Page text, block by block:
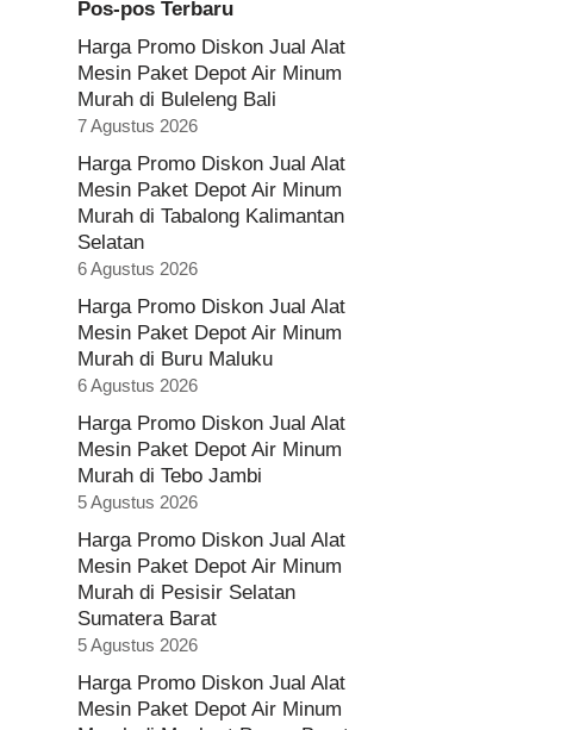
Pos-pos Terbaru
Harga Promo Diskon Jual Alat
Mesin Paket Depot Air Minum
Murah di Buleleng Bali
7 Agustus 2026
Harga Promo Diskon Jual Alat
Mesin Paket Depot Air Minum
Murah di Tabalong Kalimantan
Selatan
6 Agustus 2026
Harga Promo Diskon Jual Alat
Mesin Paket Depot Air Minum
Murah di Buru Maluku
6 Agustus 2026
Harga Promo Diskon Jual Alat
Mesin Paket Depot Air Minum
Murah di Tebo Jambi
5 Agustus 2026
Harga Promo Diskon Jual Alat
Mesin Paket Depot Air Minum
Murah di Pesisir Selatan
Sumatera Barat
5 Agustus 2026
Harga Promo Diskon Jual Alat
Mesin Paket Depot Air Minum